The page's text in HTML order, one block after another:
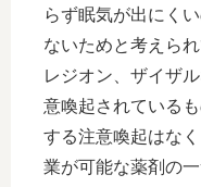
らず眠気が出にく
ないためと考えら
レジオン、ザイザ
意喚起されている
する注意喚起はな
業が可能な薬剤の一